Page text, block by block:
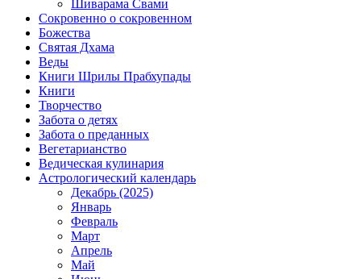
Шиварама Свами
Сокровенно о сокровенном
Божества
Святая Дхама
Веды
Книги Шрилы Прабхупады
Книги
Творчество
Забота о детях
Забота о преданных
Вегетарианство
Ведическая кулинария
Астрологический календарь
Декабрь (2025)
Январь
Февраль
Март
Апрель
Май